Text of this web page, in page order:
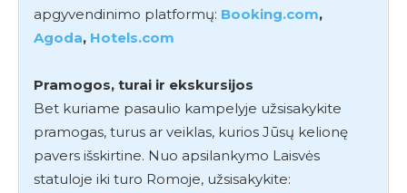
apgyvendinimo platformų: Booking.com,
Agoda, Hotels.com
Pramogos, turai ir ekskursijos
Bet kuriame pasaulio kampelyje užsisakykite
pramogas, turus ar veiklas, kurios Jūsų kelionę
pavers išskirtine. Nuo apsilankymo Laisvės
statuloje iki turo Romoje, užsisakykite: